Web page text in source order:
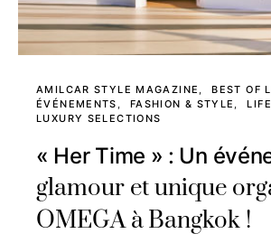
AMILCAR STYLE MAGAZINE
BEST OF
ÉVÉNEMENTS
FASHION & STYLE
LUXURY SELECTIONS
« Her Time » : Un
glamour et unique
OMEGA à Bangkok !